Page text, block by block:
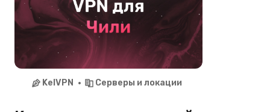
KelVPN Серверы и локации